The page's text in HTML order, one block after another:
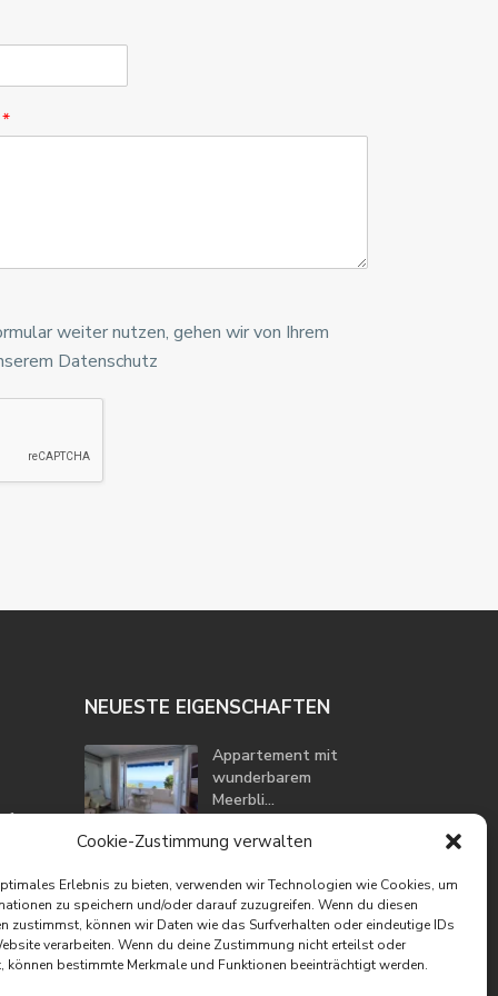
Cookie-Zustimmung verwalten
Erlebnis zu bieten, verwenden wir Technologien wie Cookies, um
zu speichern und/oder darauf zuzugreifen. Wenn du diesen
zustimmst, können wir Daten wie das Surfverhalten oder eindeutige IDs
verarbeiten. Wenn du deine Zustimmung nicht erteilst oder
können bestimmte Merkmale und Funktionen beeinträchtigt werden.
*
weiter nutzen, gehen wir von Ihrem
Datenschutz
NEUESTE EIGENSCHAFTEN
Appartement mit
wunderbarem
Meerbli...
erster Linie am Meer
395.000 €
Villa mit